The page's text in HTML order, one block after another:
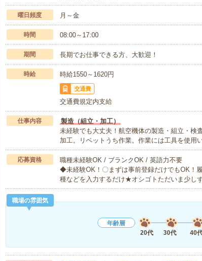
曜日頻度 月～金
時間 08:00～17:00
期間 長期でお仕事できる方、大歓迎！
時給 時給1550～1620円
交通費
交通費規定内支給
仕事内容
製造（組立・加工）
未経験でも大丈夫！航空機体の製造・組立・検
加工。リベットうち作業。作業には工具を使用
応募資格
職種未経験OK / ブランクOK / 英語力不要
◆未経験OK！〇まずは事前登録だけでもOK！
種などを入力するだけ★オシゴトただいま少し
職場の雰囲気
年齢層
20代
30代 40